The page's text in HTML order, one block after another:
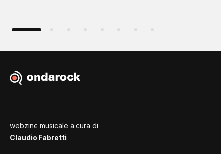
webzine musicale a cura di
Claudio Fabretti